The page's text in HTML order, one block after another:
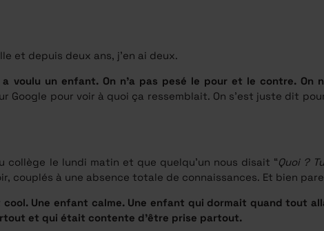
et depuis deux ans, j’en ai deux.
voulu un enfant. On n’a pas pesé le pour et le contre. On
Google pour voir à quoi ça ressemblait. On s’est juste dit
collège le lundi matin et que quelqu’un nous disait “Quoi ?
couplés à une absence totale de connaissances. Et bien
cool. Une enfant calme. Une enfant qui dormait quand tout
et qui était contente d’être prise partout.